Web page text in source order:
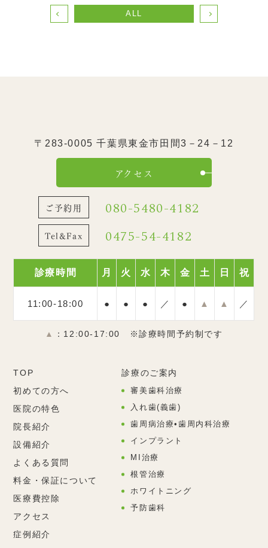
ALL
〒283-0005 千葉県東金市田間3－24－12
アクセス
ご予約用 080-5480-4182
Tel&Fax 0475-54-4182
診療時間 月 火 水 木 金 土 日 祝
11:00-18:00 ● ● ● ／ ● ▲ ▲ ／
▲ ：12:00‐17:00 ※診療時間予約制です
TOP
初めての方へ
医院の特色
院長紹介
設備紹介
よくある質問
料金・保証について
医療費控除
アクセス
症例紹介
診療のご案内
審美歯科治療
入れ歯(義歯)
歯周病治療•歯周内科治療
インプラント
MI治療
根管治療
ホワイトニング
予防歯科